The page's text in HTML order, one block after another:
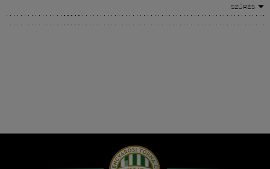
SZŰRÉS
Hírek